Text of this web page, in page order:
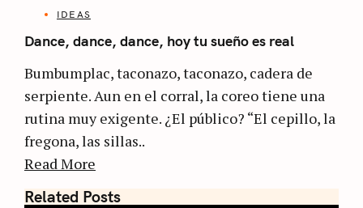
IDEAS
Dance, dance, dance, hoy tu sueño es real
Bumbumplac, taconazo, taconazo, cadera de
serpiente. Aun en el corral, la coreo tiene una
rutina muy exigente. ¿El público? “El cepillo, la
fregona, las sillas..
Read More
Related Posts